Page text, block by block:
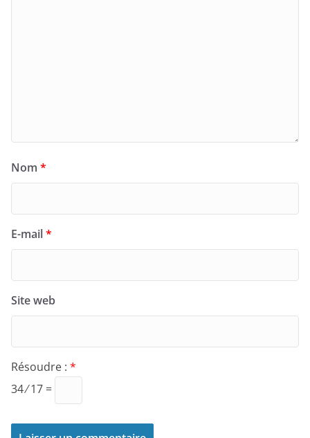
Nom *
E-mail*
Site web
Résoudre : *
34 ⁄ 17 =